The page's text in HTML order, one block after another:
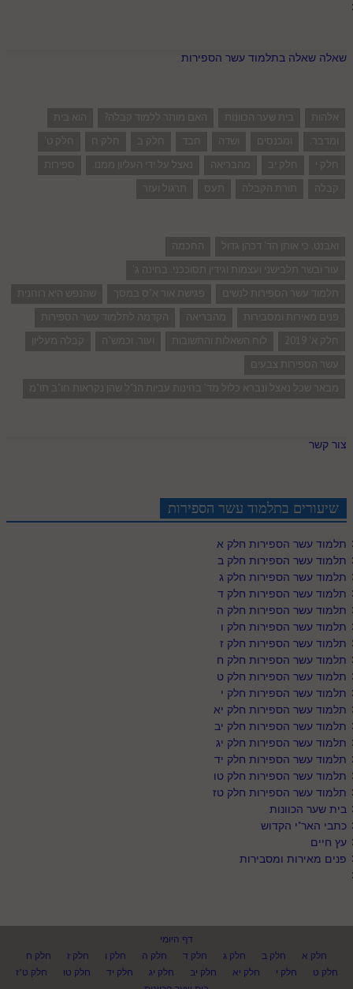
שאלה שאלה בתלמוד עשר הספירות
אלהות בית שער הכוונות האם מותר ללמוד קבלה?
הוא בית
ומדבר.
ומכנסים ושדה חבד חלק ב חלק ח
חלק ט'
חלק י
חלק יב מהבריאה נאצל על ידי העליון ממנו.
ספירות
קבלה
תורת הקבלה תעס תרגול ועזר
ואבנט. כי אותן הד' דכהן גדול
החכמה
עור ובשר תלבישני ועצמות וגידין תסוככני. בחינה ג'
תלמוד עשר הספירות לנשים
פגישת אור א"ס במסך
שהנפש היא רוחנית
פנים מאירות ומסבירות
מהבריאה
הקדמה לתלמוד עשר הספירות
חלק א' 2019
לוח השאלות והתשובות ועור. וכמש"ה
קבלה מעליון
עשר הספירות צבעים
מבאר שכל נאצל ונברא כלול מד' בחינות עביות הנ"ל שהן נקראות חו"ב תו"מ
צור קשר
שיעורים בתלמוד עשר הספירות
תלמוד עשר הספירות חלק א
תלמוד עשר הספירות חלק ב
תלמוד עשר הספירות חלק ג
תלמוד עשר הספירות חלק ד
תלמוד עשר הספירות חלק ה
תלמוד עשר הספירות חלק ו
תלמוד עשר הספירות חלק ז
תלמוד עשר הספירות חלק ח
תלמוד עשר הספירות חלק ט
תלמוד עשר הספירות חלק י
תלמוד עשר הספירות חלק יא
תלמוד עשר הספירות חלק יב
תלמוד עשר הספירות חלק יג
תלמוד עשר הספירות חלק יד
תלמוד עשר הספירות חלק טו
תלמוד עשר הספירות חלק טז
בית שער הכוונות
כתבי האר"י הקדוש
עץ חיים
פנים מאירות ומסבירות
דף היומי
חלק א
חלק ב חלק ג חלק ד חלק ה חלק ו חלק ז
חלק ח
חלק ט
חלק י חלק יא חלק יב חלק יג חלק יד חלק טו
חלק ט"ז